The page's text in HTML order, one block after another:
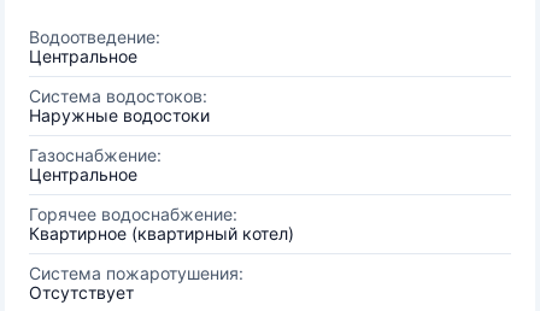
Водоотведение:
Центральное
Система водостоков:
Наружные водостоки
Газоснабжение:
Центральное
Горячее водоснабжение:
Квартирное (квартирный котел)
Система пожаротушения:
Отсутствует